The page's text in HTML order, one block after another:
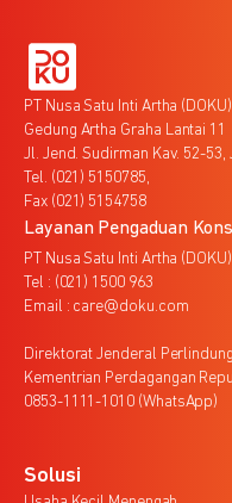
PT Nusa Satu Inti Artha (DOKU)
Gedung Artha Graha Lantai 11
Jl. Jend. Sudirman Kav. 52-53,
Tel. (021) 5150785,
Fax (021) 5154758
Layanan Pengaduan
PT Nusa Satu Inti Artha (DOKU)
Tel : (021) 1500 963
Email : care@doku.com
Direktorat Jenderal
Kementrian Perdagangan
0853-1111-1010 (WhatsApp)
Solusi